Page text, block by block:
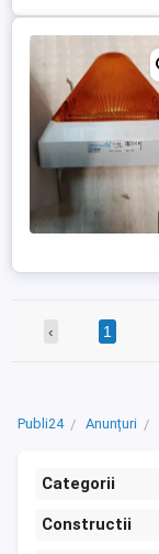
‹ 1
Publi24 Anunțuri
Categorii
Constructii